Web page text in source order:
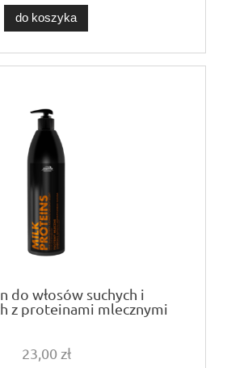
do koszyka
do włosów suchych i
z proteinami mlecznymi
Joanna 1000ml
23,00 zł